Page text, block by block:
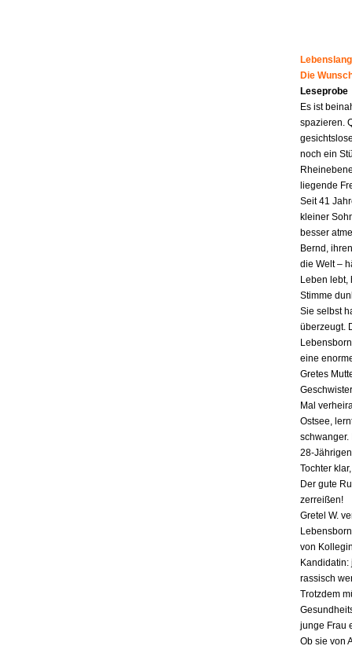
Die
Leseprobe
Es ist
spazieren.
noch ein
liegende
Seit 41
kleiner
besser
Bernd,
die Welt –
Leben lebt,
Stimme
Sie selbst
überzeugt.
eine
Gretes
Mal
Ostsee,
schwanger.
28-
Tochter
Der gute
zerreißen!
Gretel W.
von
rassisch
Trotzdem
junge Frau
Ob sie von